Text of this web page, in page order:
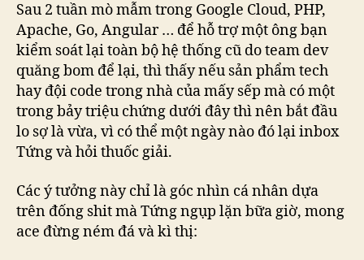
Sau 2 tuần mò mẫm trong Google Cloud, PHP,
Apache, Go, Angular … để hỗ trợ một ông bạn
kiểm soát lại toàn bộ hệ thống cũ do team dev
quăng bom để lại, thì thấy nếu sản phẩm tech
hay đội code trong nhà của mấy sếp mà có một
trong bảy triệu chứng dưới đây thì nên bắt đầu
lo sợ là vừa, vì có thể một ngày nào đó lại inbox
Tứng và hỏi thuốc giải.
Các ý tưởng này chỉ là góc nhìn cá nhân dựa
trên đống shit mà Tứng ngụp lặn bữa giờ, mong
ace đừng ném đá và kì thị: